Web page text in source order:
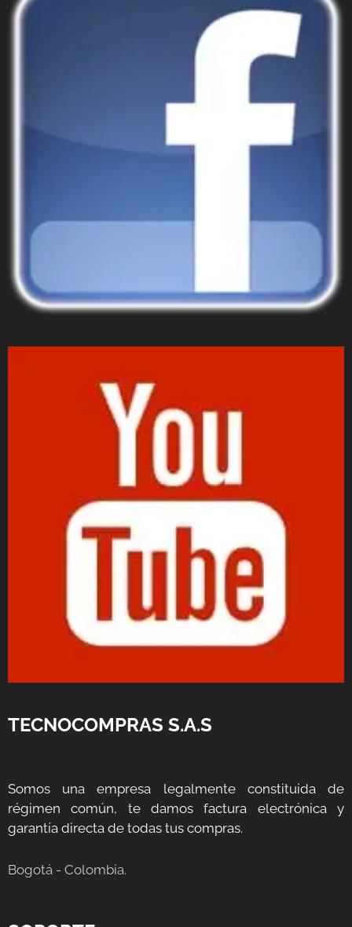
TECNOCOMPRAS S.A.S
Somos una empresa legalmente constituida de
régimen común, te damos factura electrónica y
garantía directa de todas tus compras.
Bogotá - Colombia.